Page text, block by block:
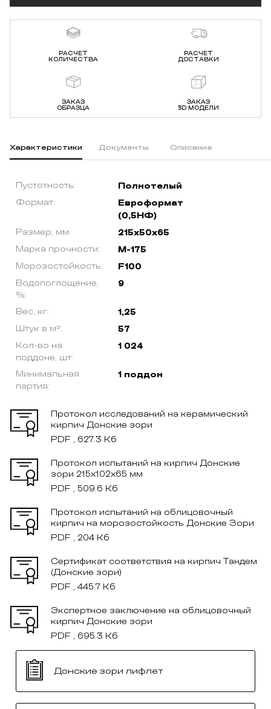
РАСЧЕТ
КОЛИЧЕСТВА
РАСЧЕТ
ДОСТАВКИ
ЗАКАЗ
ОБРАЗЦА
ЗАКАЗ
3D МОДЕЛИ
Характеристики Документы Описание
Пустотность: Полнотелый
Формат:
Евроформат
(0,5НФ)
Размер, мм: 215х50х65
Марка прочности: М-175
Морозостойкость: F100
Водопоглощение,
%:
9
Вес, кг: 1,25
Штук в м²: 57
Кол-во на
поддоне, шт:
1 024
Минимальная
партия:
1 поддон
Протокол исследований на керамический
кирпич Донские зори
PDF , 627.3 Кб
Протокол испытаний на кирпич Донские
зори 215x102x65 мм
PDF , 509.6 Кб
Протокол испытаний на облицовочный
кирпич на морозостойкость Донские Зори
PDF , 204 Кб
Сертификат соответствия на кирпич Тандем
(Донские зори)
PDF , 445.7 Кб
Экспертное заключение на облицовочный
кирпич Донские зори
PDF , 695.3 Кб
Донские зори лифлет